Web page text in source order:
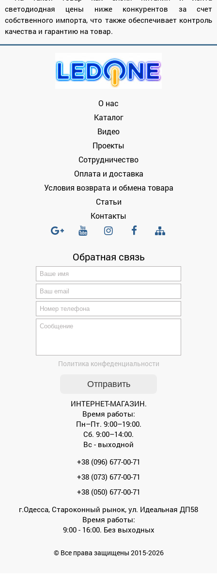
светодиодная цены ниже конкурентов за счет
собственного импорта, что также обеспечивает контроль
качества и гарантию на товар.
О нас
Каталог
Видео
Проекты
Сотрудничество
Оплата и доставка
Условия возврата и обмена товара
Статьи
Контакты
Обратная связь
Политика конфеденциальности
ИНТЕРНЕТ-МАГАЗИН.
Время работы:
Пн–Пт. 9:00–19:00.
Сб. 9:00–14:00.
Вс - выходной
+38 (096) 677-00-71
+38 (073) 677-00-71
+38 (050) 677-00-71
г.Одесса, Староконный рынок, ул. Идеальная ДП58
Время работы:
9:00 - 16:00. Без выходных
© Все права защищены 2015-2026